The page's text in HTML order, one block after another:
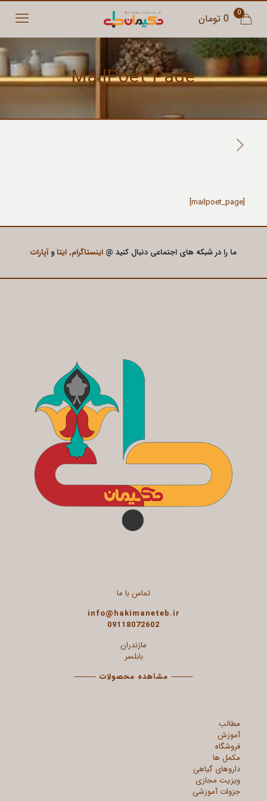
0 0 تومان
MailPoet Page
[mailpoet_page]
ما را در شبکه های اجتماعی دنبال کنید @ اینستاگرام,ایتاوآپارات
تماس با ما
info@hakimaneteb.ir
09118072602
مازندران
بابلسر
⸻ مشاهده محصولات ⸻
مطالب
آموزش
فروشگاه
مکمل ها
داروهای گیاهی
ویزیت مجازی
جزوات آموزشی